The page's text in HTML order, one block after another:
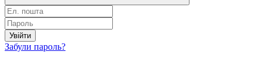
Увійти
Забули пароль?